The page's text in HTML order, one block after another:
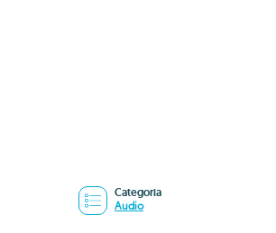
Categoria
Audio